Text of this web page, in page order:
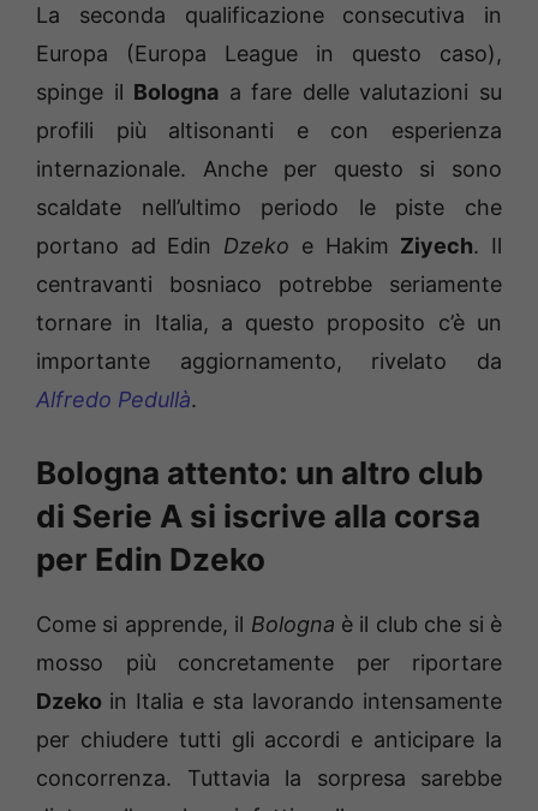
La seconda qualificazione consecutiva in
Europa (Europa League in questo caso),
spinge il Bologna a fare delle valutazioni su
profili più altisonanti e con esperienza
internazionale. Anche per questo si sono
scaldate nell’ultimo periodo le piste che
portano ad Edin
Dzeko e Hakim Ziyech. Il
centravanti bosniaco potrebbe seriamente
tornare in Italia, a questo proposito c’è un
importante aggiornamento, rivelato da
Alfredo Pedullà.
Bologna attento: un altro club
di Serie A si iscrive alla corsa
per Edin Dzeko
Come si apprende, il Bologna è il club che si è
mosso più concretamente per riportare
Dzeko in Italia e sta lavorando intensamente
per chiudere tutti gli accordi e anticipare la
concorrenza. Tuttavia la sorpresa sarebbe